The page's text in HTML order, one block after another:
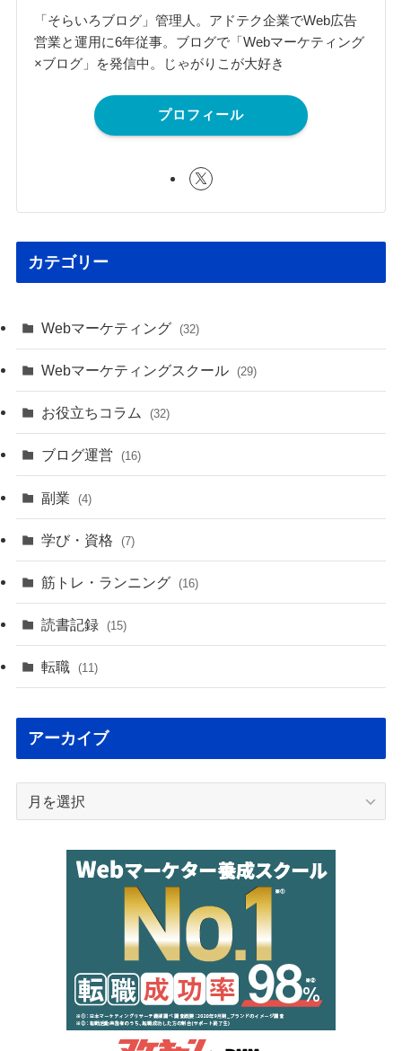
「そらいろブログ」管理人。アドテク企業でWeb広告
営業と運用に6年従事。ブログで「Webマーケティング
×ブログ」を発信中。じゃがりこが大好き
プロフィール
カテゴリー
Webマーケティング (32)
Webマーケティングスクール (29)
お役立ちコラム (32)
ブログ運営 (16)
副業 (4)
学び・資格 (7)
筋トレ・ランニング (16)
読書記録 (15)
転職 (11)
アーカイブ